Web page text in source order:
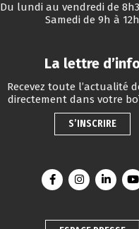
Du lundi au vendredi de
Samedi de 9h à 12h
La lettre
Recevez toute l’actualité
directement dans votre
S’INSCRIRE
Lien vers leLien vers le
Lien